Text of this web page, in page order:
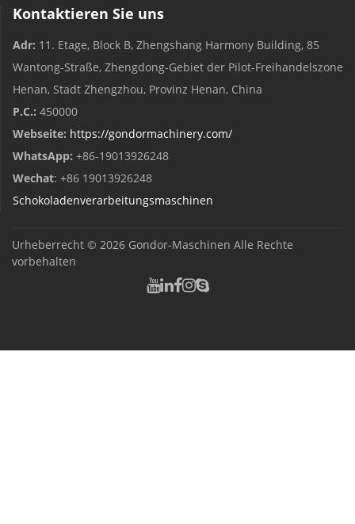
Kontaktieren Sie uns
Adr: 11. Etage, Block B, Zhengshang Harmony Building, 85
Wantong-Straße, Zhengdong-Gebiet der Pilot-Freihandelszone
Henan, Stadt Zhengzhou, Provinz Henan, China
P.C.: 450000
Webseite: https://gondormachinery.com/
WhatsApp: +86-19013926248
Wechat: +86 19013926248
Schokoladenverarbeitungsmaschinen
Urheberrecht © 2026 Gondor-Maschinen Alle Rechte
vorbehalten